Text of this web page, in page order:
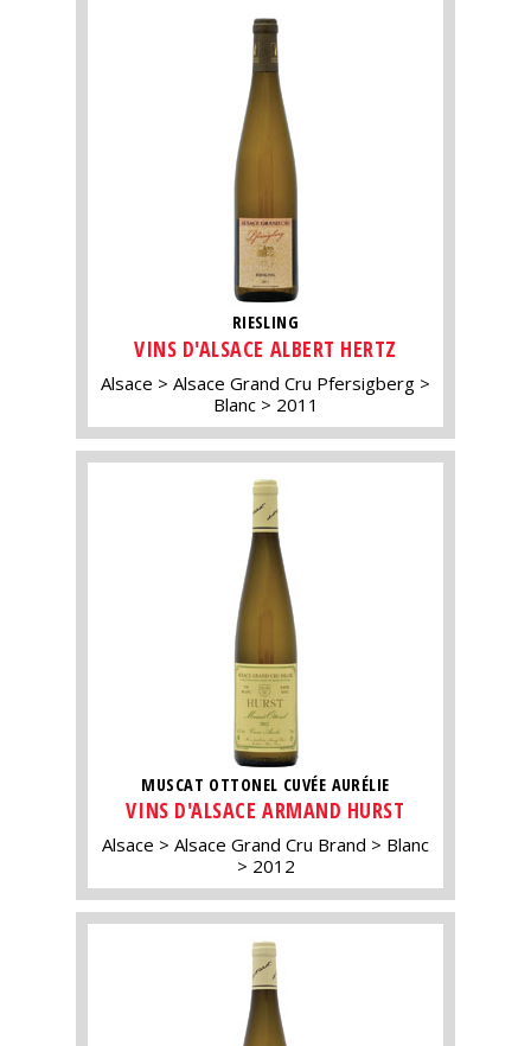
RIESLING
VINS D'ALSACE ALBERT HERTZ
Alsace
Alsace Grand Cru Pfersigberg
Blanc
2011
MUSCAT OTTONEL CUVÉE AURÉLIE
VINS D'ALSACE ARMAND HURST
Alsace Alsace Grand Cru Brand
Blanc
2012